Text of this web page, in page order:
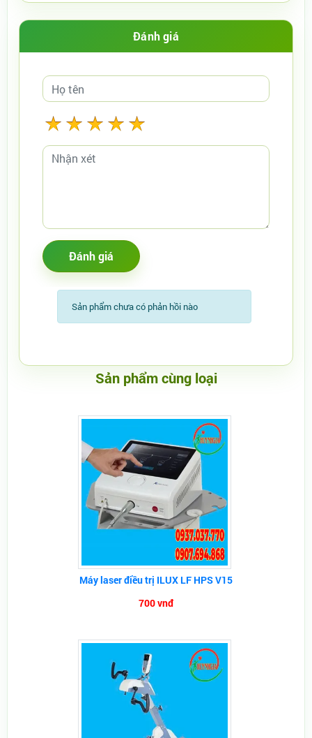
Đánh giá
Sản phẩm chưa có phản hồi nào
Sản phẩm cùng loại
Máy laser điều trị ILUX LF HPS V15
700 vnđ